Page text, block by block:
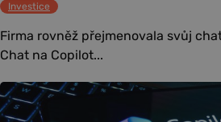
Investice
Firma rovněž přejmenovala svůj
Chat na Copilot...